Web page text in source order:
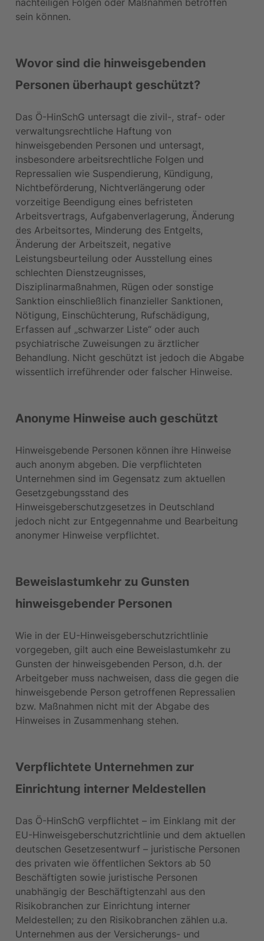
nachteiligen Folgen oder Maßnahmen betroffen
sein können.
Wovor sind die hinweisgebenden
Personen überhaupt geschützt?
Das Ö-HinSchG untersagt die zivil-, straf- oder
verwaltungsrechtliche Haftung von
hinweisgebenden Personen und untersagt,
insbesondere arbeitsrechtliche Folgen und
Repressalien wie Suspendierung, Kündigung,
Nichtbeförderung, Nichtverlängerung oder
vorzeitige Beendigung eines befristeten
Arbeitsvertrags, Aufgabenverlagerung, Änderung
des Arbeitsortes, Minderung des Entgelts,
Änderung der Arbeitszeit, negative
Leistungsbeurteilung oder Ausstellung eines
schlechten Dienstzeugnisses,
Disziplinarmaßnahmen, Rügen oder sonstige
Sanktion einschließlich finanzieller Sanktionen,
Nötigung, Einschüchterung, Rufschädigung,
Erfassen auf „schwarzer Liste“ oder auch
psychiatrische Zuweisungen zu ärztlicher
Behandlung. Nicht geschützt ist jedoch die Abgabe
wissentlich irreführender oder falscher Hinweise.
Anonyme Hinweise auch geschützt
Hinweisgebende Personen können ihre Hinweise
auch anonym abgeben. Die verpflichteten
Unternehmen sind im Gegensatz zum aktuellen
Gesetzgebungsstand des
Hinweisgeberschutzgesetzes in Deutschland
jedoch nicht zur Entgegennahme und Bearbeitung
anonymer Hinweise verpflichtet.
Beweislastumkehr zu Gunsten
hinweisgebender Personen
Wie in der EU-Hinweisgeberschutzrichtlinie
vorgegeben, gilt auch eine Beweislastumkehr zu
Gunsten der hinweisgebenden Person, d.h. der
Arbeitgeber muss nachweisen, dass die gegen die
hinweisgebende Person getroffenen Repressalien
bzw. Maßnahmen nicht mit der Abgabe des
Hinweises in Zusammenhang stehen.
Verpflichtete Unternehmen zur
Einrichtung interner Meldestellen
Das Ö-HinSchG verpflichtet – im Einklang mit der
EU-Hinweisgeberschutzrichtlinie und dem aktuellen
deutschen Gesetzesentwurf – juristische Personen
des privaten wie öffentlichen Sektors ab 50
Beschäftigten sowie juristische Personen
unabhängig der Beschäftigtenzahl aus den
Risikobranchen zur Einrichtung interner
Meldestellen; zu den Risikobranchen zählen u.a.
Unternehmen aus der Versicherungs- und